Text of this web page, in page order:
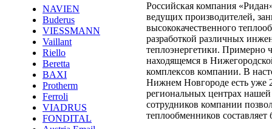
NAVIEN
Buderus
VIESSMANN
Vaillant
Riello
Beretta
BAXI
Protherm
Ferroli
VIADRUS
FONDITAL
Российская компания
ведущих производителей,
высококачественного
разработкой различных
теплоэнергетики. Примерно
находящемся в
комплексов компании. В
Нижнем Новгороде есть уже
региональных центрах
сотрудников компании
теплообменников составляет